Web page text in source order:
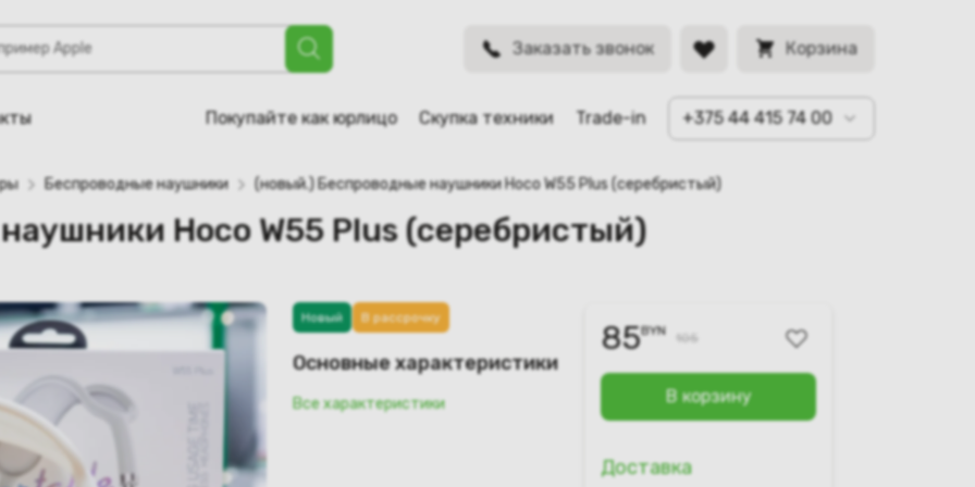
Заказать звонок Корзина
Покупайте как юрлицо Скупка техники Trade-in +375 44 415 74 00
W55 Plus (серебристый)
Беспроводные наушники (новый.) Беспроводные наушники Hoco W55 Plus (серебристый)
Hoco W55 Plus (серебристый)
Новый В рассрочку
Основные характеристики
Все характеристики
85BYN 105
В корзину
Доставка